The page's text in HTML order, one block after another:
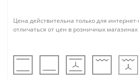
Цена действительна только для
отличаться от цен в розничных магазинах